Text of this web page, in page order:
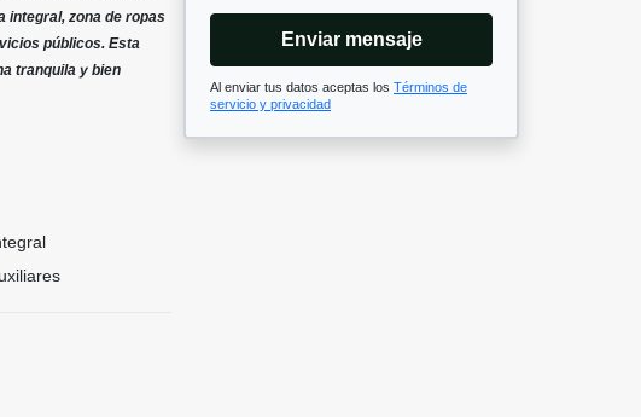
integral, zona de ropas
públicos. Esta
tranquila y bien
Enviar mensaje
Al enviar tus datos aceptas los Términos de
servicio y privacidad